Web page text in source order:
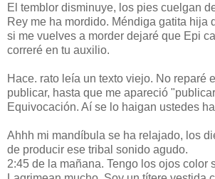
El temblor disminuye, los pies cuelgan
Rey me ha mordido. Méndiga gatita hija
si me vuelves a morder dejaré que Epi
correré en tu auxilio.
Hace. rato leía un texto viejo. No reparé
publicar, hasta que me apareció
Equivocación. Aí se lo haigan ustedes
Ahhh mi mandíbula se ha relajado, los
de producir ese tribal sonido agudo.
2:45 de la mañana. Tengo los ojos color